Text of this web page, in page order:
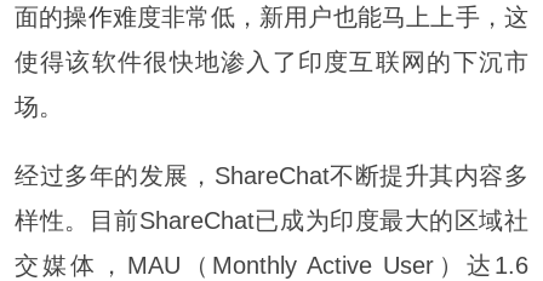
面的操作难度非常低，新用户也能马上上手，这
使得该软件很快地渗入了印度互联网的下沉市
场。
经过多年的发展，ShareChat不断提升其内容多
样性。目前ShareChat已成为印度最大的区域社
交媒体，MAU（Monthly Active User）达1.6